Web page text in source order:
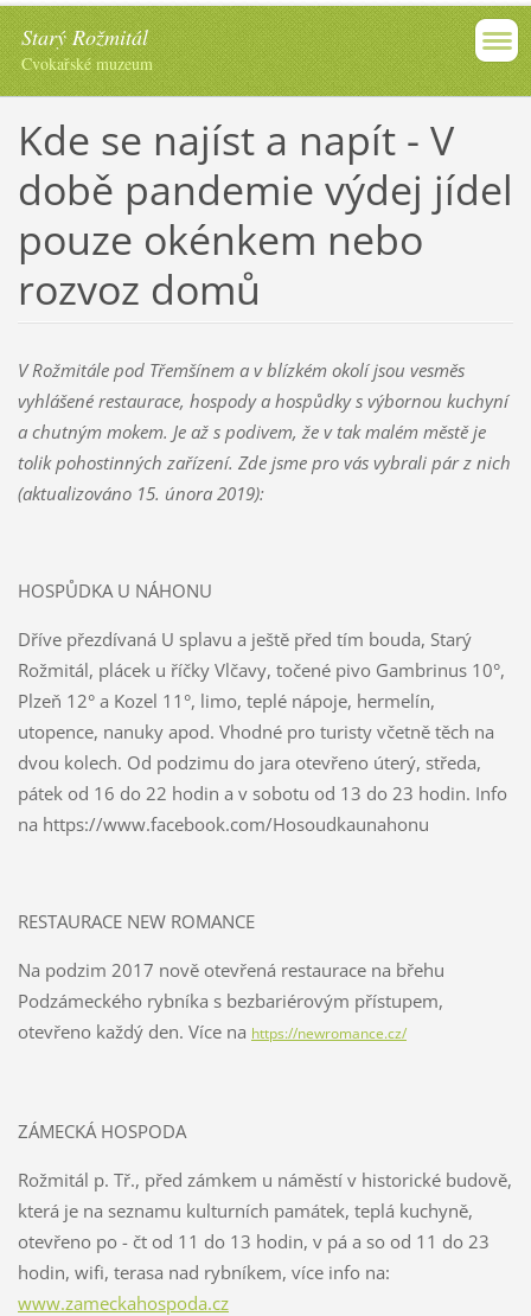
Starý Rožmitál
Cvokařské muzeum
Kde se najíst a napít - V
době pandemie výdej jídel
pouze okénkem nebo
rozvoz domů
V Rožmitále pod Třemšínem a v blízkém okolí jsou vesměs
vyhlášené restaurace, hospody a hospůdky s výbornou kuchyní
a chutným mokem. Je až s podivem, že v tak malém městě je
tolik pohostinných zařízení. Zde jsme pro vás vybrali pár z nich
(aktualizováno 15. února 2019):
HOSPŮDKA U NÁHONU
Dříve přezdívaná U splavu a ještě před tím bouda, Starý
Rožmitál, plácek u říčky Vlčavy, točené pivo Gambrinus 10°,
Plzeň 12° a Kozel 11°, limo, teplé nápoje, hermelín,
utopence, nanuky apod. Vhodné pro turisty včetně těch na
dvou kolech. Od podzimu do jara otevřeno úterý, středa,
pátek od 16 do 22 hodin a v sobotu od 13 do 23 hodin. Info
na https://www.facebook.com/Hosoudkaunahonu
RESTAURACE NEW ROMANCE
Na podzim 2017 nově otevřená restaurace na břehu
Podzámeckého rybníka s bezbariérovým přístupem,
otevřeno každý den. Více na https://newromance.cz/
ZÁMECKÁ HOSPODA
Rožmitál p. Tř., před zámkem u náměstí v historické budově,
která je na seznamu kulturních památek, teplá kuchyně,
otevřeno po - čt od 11 do 13 hodin, v pá a so od 11 do 23
hodin, wifi, terasa nad rybníkem, více info na:
www.zameckahospoda.cz